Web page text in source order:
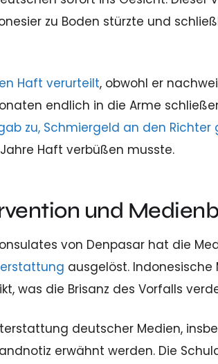
zu Boden stürzte und
Haft verurteilt, obwohl er
endlich in die Arme
zu, Schmiergeld an den
Haft verbüßen musste.
und
von Denpasar hat die
ausgelöst.
was die Brisanz des Vorfalls
deutscher Medien,
erwähnt werden. Die